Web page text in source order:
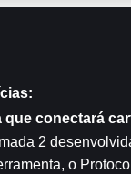
que conectará
2
o